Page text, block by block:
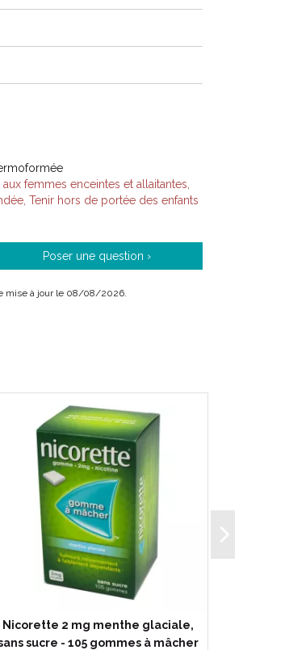
femmes enceintes et allaitantes,
Tenir hors de portée des enfants
Poser une question ›
mise à jour le 08/08/2026.
Nicorette 2 mg menthe glaciale,
sucre - 105 gommes à mâcher